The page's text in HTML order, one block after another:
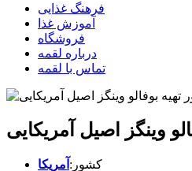
فرهنگ غذایی
آموزش غذا
فروشگاه
درباره لقمه
تماس با لقمه
وینگز اصیل آمریکایی
کشور: آمریکا